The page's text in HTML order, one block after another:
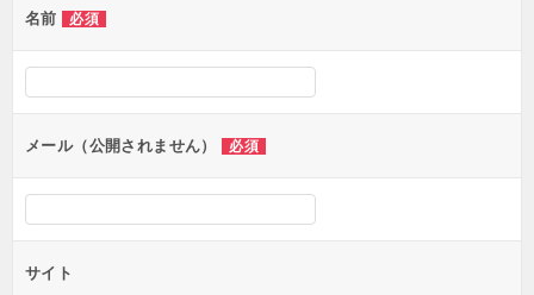
ー
シ
ン
名前 必須
メール（公開されません） 必須
サイト